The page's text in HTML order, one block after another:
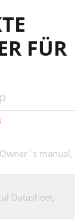
FÜR
manual,
Datasheet,